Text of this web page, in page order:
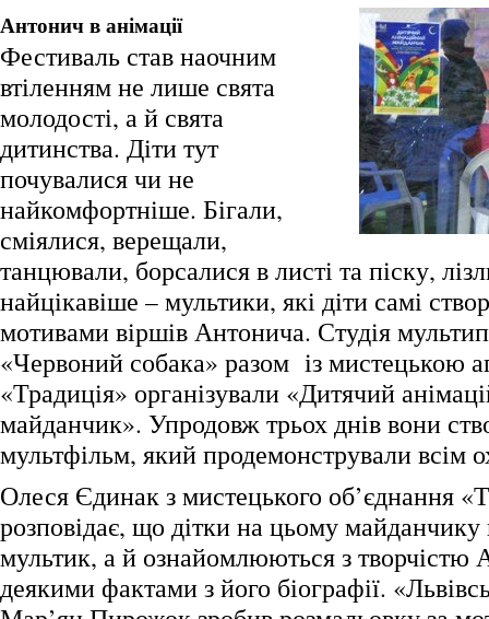
Антонич в анімації
Фестиваль став наочним
втіленням не лише свята
молодості, а й свята
дитинства. Діти тут
почувалися чи не
найкомфортніше. Бігали,
сміялися, верещали,
танцювали, борсалися в листі та піску,
найцікавіше – мультики, які діти самі
мотивами віршів Антонича. Студія
«Червоний собака» разом із мистецькою
«Традиція» організували «Дитячий
майданчик». Упродовж трьох днів вони
мультфільм, який продемонстрували всім
Олеся Єдинак з мистецького об’єднання
розповідає, що дітки на цьому
мультик, а й ознайомлюються з творчістю
деякими фактами з його біографії.